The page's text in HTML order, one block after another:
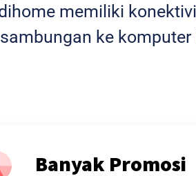
memiliki
ke komputer
Banyak Promosi